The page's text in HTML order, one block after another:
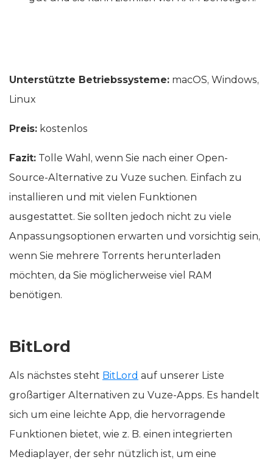
Unterstützte Betriebssysteme: macOS, Windows,
Linux
Preis: kostenlos
Fazit: Tolle Wahl, wenn Sie nach einer Open-
Source-Alternative zu Vuze suchen. Einfach zu
installieren und mit vielen Funktionen
ausgestattet. Sie sollten jedoch nicht zu viele
Anpassungsoptionen erwarten und vorsichtig sein,
wenn Sie mehrere Torrents herunterladen
möchten, da Sie möglicherweise viel RAM
benötigen.
BitLord
Als nächstes steht BitLord auf unserer Liste
großartiger Alternativen zu Vuze-Apps. Es handelt
sich um eine leichte App, die hervorragende
Funktionen bietet, wie z. B. einen integrierten
Mediaplayer, der sehr nützlich ist, um eine